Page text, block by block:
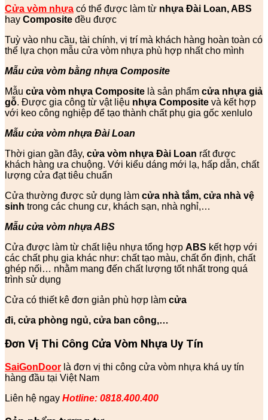
Cửa vòm nhựa có thể được làm từ nhựa Đài Loan, ABS
hay Composite đều được
Tuỳ vào nhu cầu, tài chính, vị trí mà khách hàng hoàn toàn có
thể lựa chọn mẫu cửa vòm nhựa phù hợp nhất cho mình
Mẫu cửa vòm bằng nhựa Composite
Mẫu cửa vòm nhựa Composite là sản phẩm cửa nhựa giả
gỗ. Được gia công từ vật liệu nhựa Composite và kết hợp
với keo công nghiệp để tạo thành chất phụ gia gốc xenlulo
Mẫu cửa vòm nhựa Đài Loan
Thời gian gần đây, cửa vòm nhựa Đài Loan rất được
khách hàng ưa chuộng. Với kiểu dáng mới lạ, hấp dẫn, chất
lượng cửa đạt tiêu chuẩn
Cửa thường được sử dụng làm cửa nhà tắm, cửa nhà vệ
sinh trong các chung cư, khách sạn, nhà nghỉ,…
Mẫu cửa vòm nhựa ABS
Cửa được làm từ chất liệu nhựa tổng hợp ABS kết hợp với
các chất phụ gia khác như: chất tạo màu, chất ổn định, chất
ghép nối… nhằm mang đến chất lượng tốt nhất trong quá
trình sử dụng
Cửa có thiết kê đơn giản phù hợp làm cửa
đi, cửa phòng ngủ, cửa ban công,…
Đơn Vị Thi Công Cửa Vòm Nhựa Uy Tín
SaiGonDoor là đơn vị thi công cửa vòm nhựa khá uy tín
hàng đầu tại Việt Nam
Liên hệ ngay Hotline: 0818.400.400